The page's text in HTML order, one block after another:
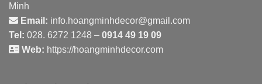
Minh
Email: info.hoangminhdecor@gmail.com
Tel: 028. 6272 1248 – 0914 49 19 09
Web: https://hoangminhdecor.com